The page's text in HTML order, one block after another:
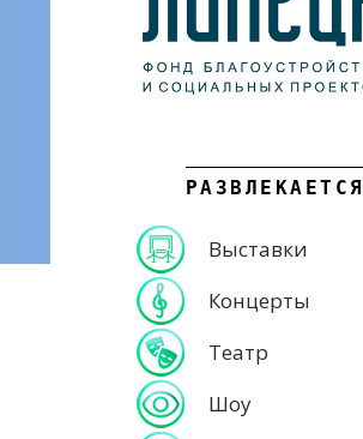
РАЗВЛЕКАЕТСЯ
Выставки
Концерты
Театр
Шоу